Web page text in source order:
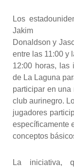
Los
Jakim
Donaldson y
entre las 11:00 y
12:00 horas, las
de La Laguna
participar en una
club aurinegro.
jugadores
específicamente
conceptos
La iniciativa,